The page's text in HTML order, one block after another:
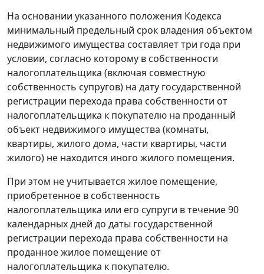
На основании указанного положения Кодекса
минимальный предельный срок владения объектом
недвижимого имущества составляет три года при
условии, согласно которому в собственности
налогоплательщика (включая совместную
собственность супругов) на дату государственной
регистрации перехода права собственности от
налогоплательщика к покупателю на проданный
объект недвижимого имущества (комнаты,
квартиры, жилого дома, части квартиры, части
жилого) не находится иного жилого помещения.
При этом не учитывается жилое помещение,
приобретенное в собственность
налогоплательщика или его супруги в течение 90
календарных дней до даты государственной
регистрации перехода права собственности на
проданное жилое помещение от
налогоплательщика к покупателю.